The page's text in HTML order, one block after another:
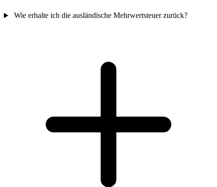
Wie erhalte ich die ausländische Mehrwertsteuer zurück?